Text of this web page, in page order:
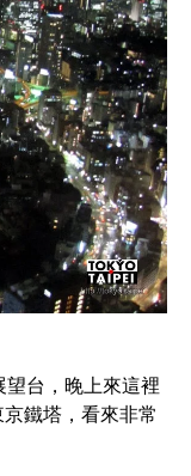
台，晚上來這裡
鐵塔，看來非常